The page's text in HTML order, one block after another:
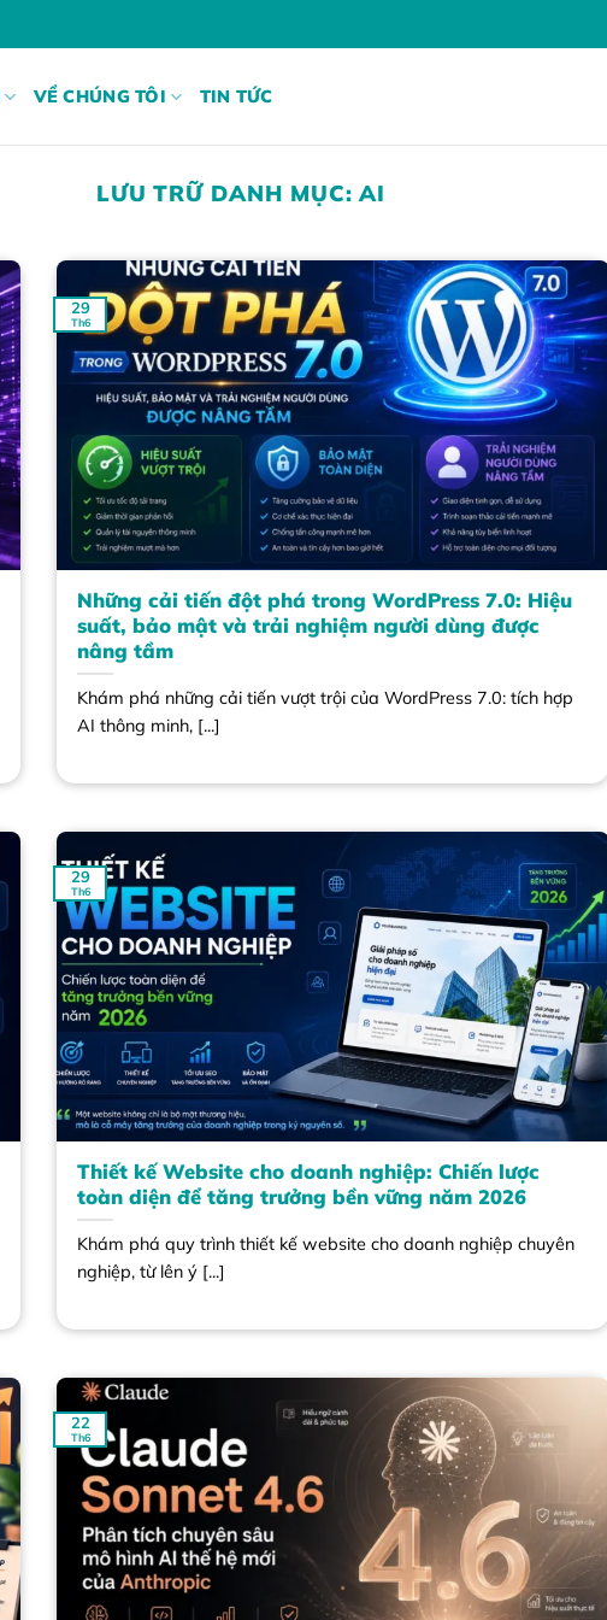
VỀ CHÚNG TÔI TIN TỨC
LƯU TRỮ DANH MỤC:AI
Những cải tiến đột phá trong WordPress 7.0: Hiệu
suất, bảo mật và trải nghiệm người dùng được
nâng tầm
Khám phá những cải tiến vượt trội của WordPress 7.0: tích hợp
AI thông minh, [...]
29
Th6
Thiết kế Website cho doanh nghiệp: Chiến lược
toàn diện để tăng trưởng bền vững năm 2026
Khám phá quy trình thiết kế website cho doanh nghiệp chuyên
nghiệp, từ lên ý [...]
29
Th6
22
Th6